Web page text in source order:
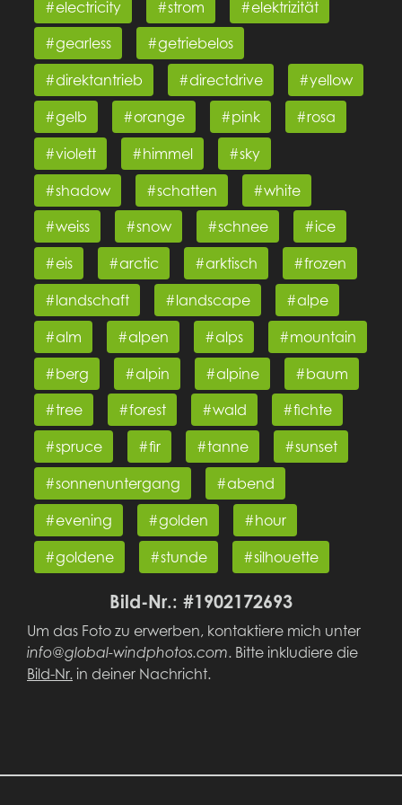
#electricity #strom #elektrizität
#gearless #getriebelos
#direktantrieb #directdrive #yellow
#gelb #orange #pink #rosa
#violett #himmel #sky
#shadow #schatten #white
#weiss #snow #schnee #ice
#eis #arctic #arktisch #frozen
#landschaft #landscape #alpe
#alm #alpen #alps #mountain
#berg #alpin #alpine #baum
#tree #forest #wald #fichte
#spruce #fir #tanne #sunset
#sonnenuntergang #abend
#evening #golden #hour
#goldene #stunde #silhouette
Bild-Nr.: #1902172693
Um das Foto zu erwerben, kontaktiere mich unter
info@global-windphotos.com. Bitte inkludiere die
Bild-Nr. in deiner Nachricht.